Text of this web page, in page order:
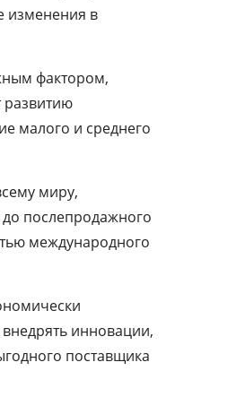
изменения в
фактором,
развитию
малого и среднего
миру,
до послепродажного
международного
инновации,
поставщика